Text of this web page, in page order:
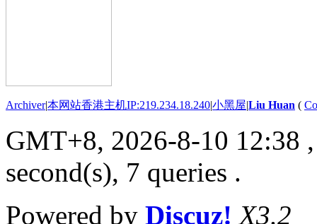
Archiver|本网站香港主机IP:219.234.18.240|小黑屋|Liu Huan (
GMT+8, 2026-8-10 12:38
second(s), 7 queries .
Powered by Discuz! X3.2